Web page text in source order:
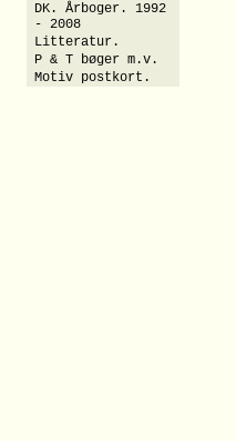
DK. Årboger. 1992
- 2008
Litteratur.
P & T bøger m.v.
Motiv postkort.